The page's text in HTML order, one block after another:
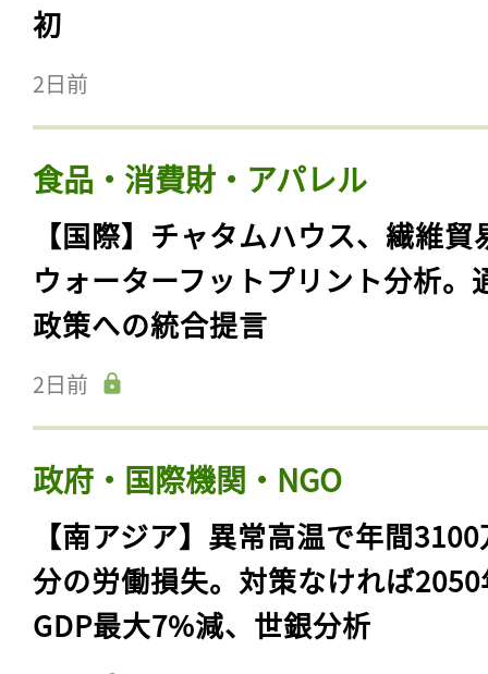
初
2日前
食品・消費財・アパレル
【国際】チャタムハウス、繊維貿
ウォーターフットプリント分析。
政策への統合提言
2日前
政府・国際機関・NGO
【南アジア】異常高温で年間
分の労働損失。対策なければ
GDP最大7%減、世銀分析